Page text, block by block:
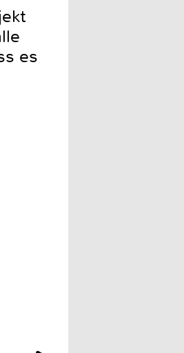
es